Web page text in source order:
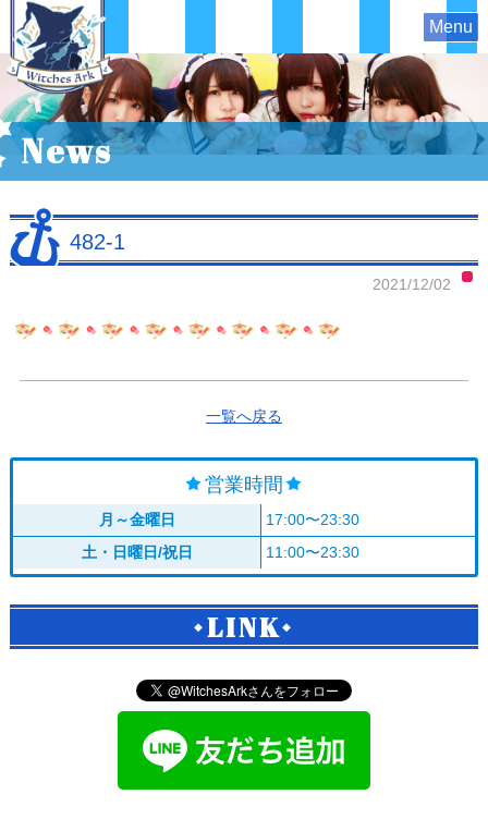
Menu
News
482-1
2021/12/02
一覧へ戻る
営業時間
月～金曜日
17:00〜23:30
土・日曜日/祝日
11:00〜23:30
LINK